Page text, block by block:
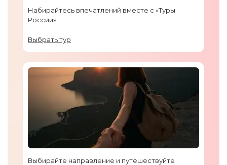
Набирайтесь впечатлений вместе с «Туры
России»
Выбрать тур
Выбирайте направление и путешествуйте